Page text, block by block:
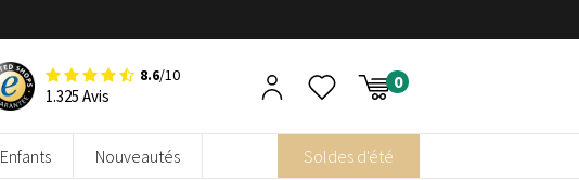
8.6/10
1.325 Avis
Enfants Nouveautés Soldes d'été